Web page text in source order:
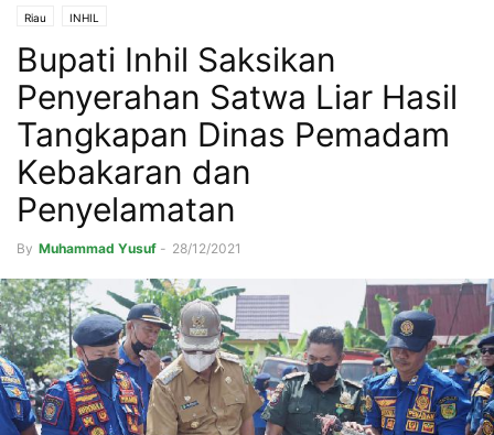
Riau INHIL
Bupati Inhil Saksikan
Penyerahan Satwa Liar Hasil
Tangkapan Dinas Pemadam
Kebakaran dan
Penyelamatan
By Muhammad Yusuf - 28/12/2021